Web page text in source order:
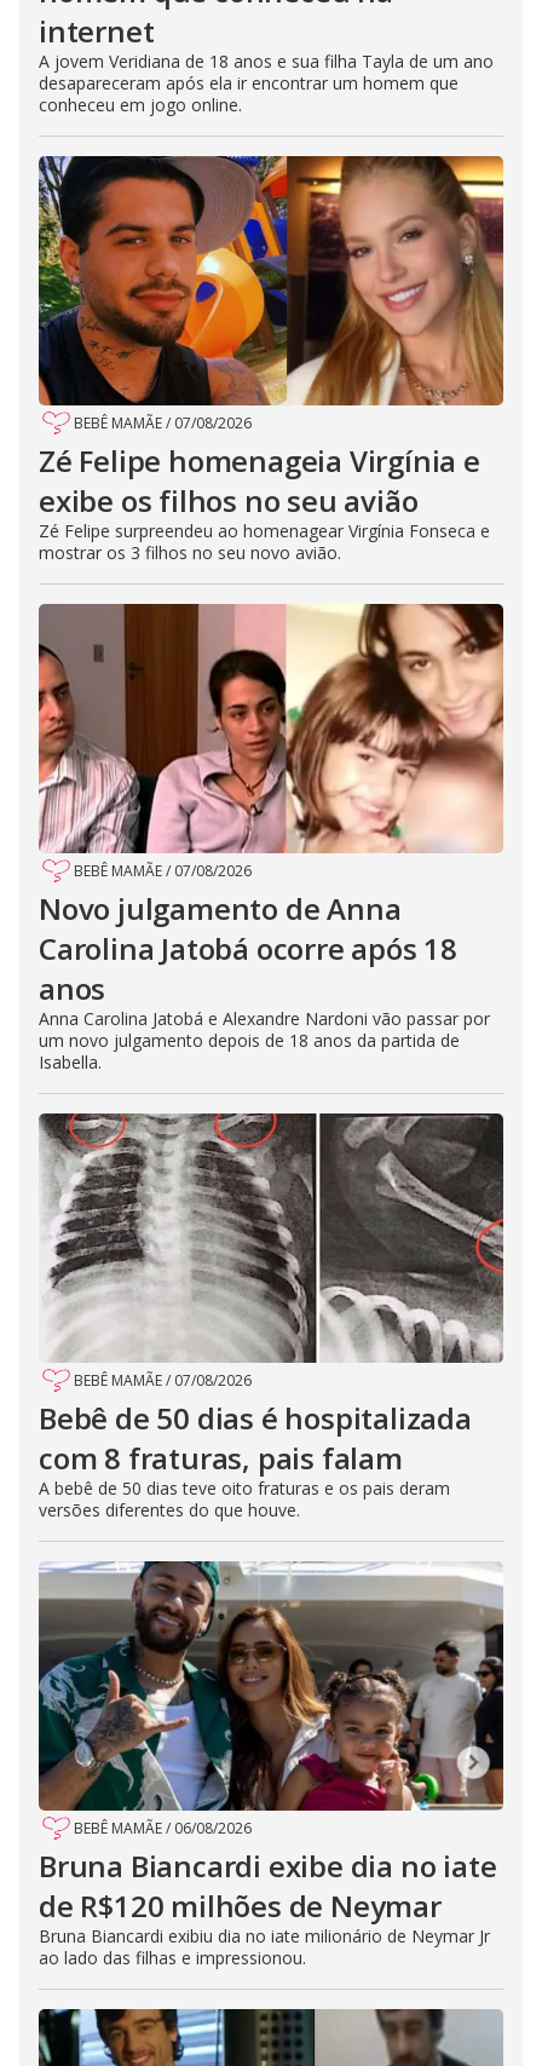
internet
A jovem Veridiana de 18 anos e sua filha Tayla de um ano
desapareceram após ela ir encontrar um homem que
conheceu em jogo online.
BEBÊ MAMÃE/ 07/08/2026
Zé Felipe homenageia Virgínia e
exibe os filhos no seu avião
Zé Felipe surpreendeu ao homenagear Virgínia Fonseca e
mostrar os 3 filhos no seu novo avião.
BEBÊ MAMÃE/ 07/08/2026
Novo julgamento de Anna
Carolina Jatobá ocorre após 18
anos
Anna Carolina Jatobá e Alexandre Nardoni vão passar por
um novo julgamento depois de 18 anos da partida de
Isabella.
BEBÊ MAMÃE/ 07/08/2026
Bebê de 50 dias é hospitalizada
com 8 fraturas, pais falam
A bebê de 50 dias teve oito fraturas e os pais deram
versões diferentes do que houve.
BEBÊ MAMÃE/ 06/08/2026
Bruna Biancardi exibe dia no iate
de R$120 milhões de Neymar
Bruna Biancardi exibiu dia no iate milionário de Neymar Jr
ao lado das filhas e impressionou.